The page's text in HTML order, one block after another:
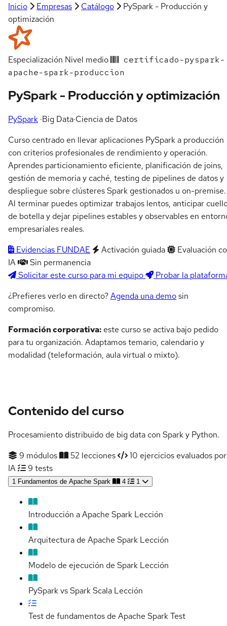
Inicio Empresas Catálogo
PySpark - Producción y
optimización
Especialización Nivel medio
certificado-pyspark-
apache-spark-produccion
PySpark - Producción y optimización
PySpark ·Big Data·Ciencia de Datos
Curso centrado en llevar aplicaciones PySpark a producción
con criterios profesionales de rendimiento y operación.
Aprendes particionamiento eficiente, planificación de joins,
gestión de memoria y caché, testing de pipelines de datos y
despliegue sobre clústeres Spark gestionados u on-premise.
Al terminar puedes optimizar trabajos lentos, anticipar
de botella y dejar pipelines estables y observables en
empresariales reales.
Evidencias FUNDAE
Activación guiada
Evaluación
IA
Sin permanencia
Solicitar este curso para mi equipo
Probar la
¿Prefieres verlo en directo?Agenda una demosin
compromiso.
Formación corporativa: este curso se activa bajo pedido
para tu organización. Adaptamos temario, calendario y
modalidad (teleformación, aula virtual o mixto).
Contenido del curso
Procesamiento distribuido de big data con Spark y Python.
9 módulos
52 lecciones
10 ejercicios evaluados por
IA
9 tests
1 Fundamentos de Apache Spark 4 1
Introducción a Apache Spark Lección
Arquitectura de Apache Spark Lección
Modelo de ejecución de Spark Lección
PySpark vs Spark Scala Lección
Test de fundamentos de Apache SparkTest